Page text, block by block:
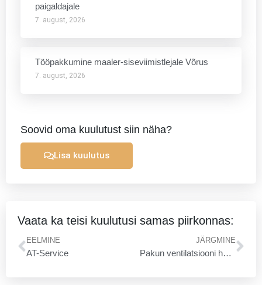
paigaldajale
7. august, 2026
Tööpakkumine maaler-siseviimistlejale Võrus
7. august, 2026
Soovid oma kuulutust siin näha?
Lisa kuulutus
Vaata ka teisi kuulutusi samas piirkonnas:
Prev
EELMINE
AT-Service
JÄRGMINE
Pakun ventilatsiooni hooldus -puhastus ja paigaldus teenust.